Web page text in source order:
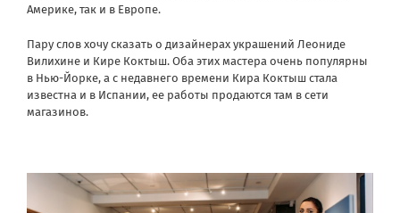
Америке, так и в Европе.
Пару слов хочу сказать о дизайнерах украшений Леониде
Вилихине и Кире Коктыш. Оба этих мастера очень популярны
в Нью-Йорке, а с недавнего времени Кира Коктыш стала
известна и в Испании, ее работы продаются там в сети
магазинов.